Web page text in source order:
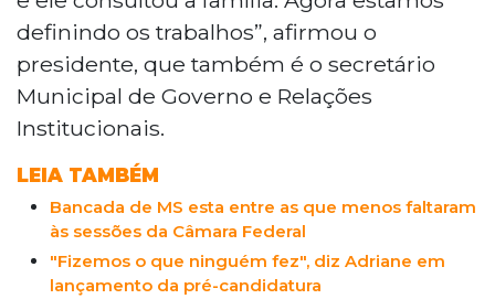
definindo os trabalhos”, afirmou o
presidente, que também é o secretário
Municipal de Governo e Relações
Institucionais.
LEIA TAMBÉM
Bancada de MS esta entre as que menos faltaram
às sessões da Câmara Federal
"Fizemos o que ninguém fez", diz Adriane em
lançamento da pré-candidatura